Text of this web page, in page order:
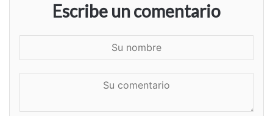
Escribe un comentario